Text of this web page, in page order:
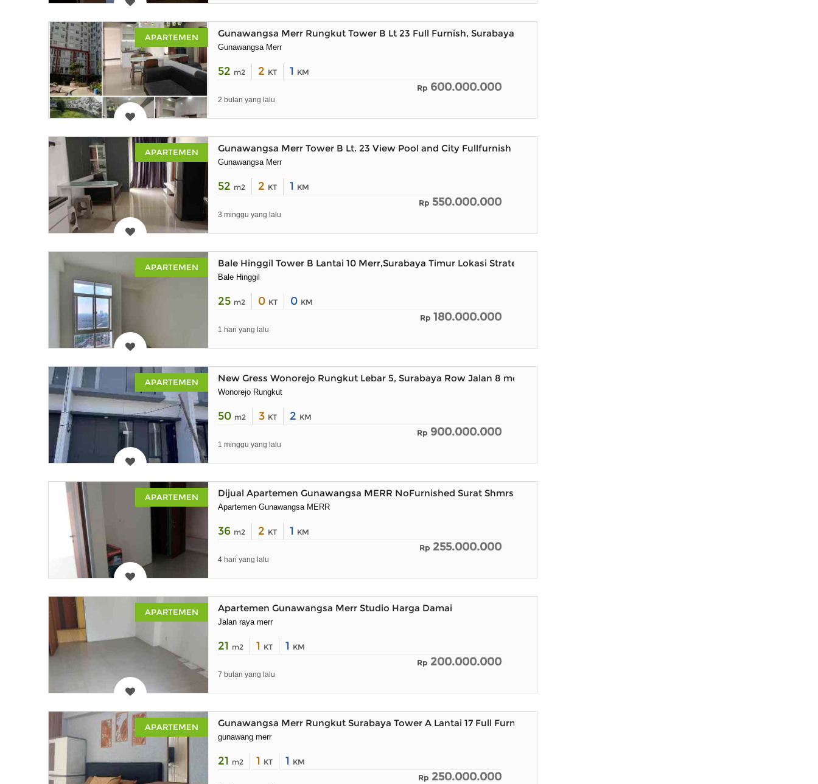
APARTEMEN Gunawangsa Merr Rungkut Tower B Lt 23 Full Furnish, Surabaya
Gunawangsa Merr
52 m2 2 KT 1 KM
Rp 600.000.000
2 bulan yang lalu
APARTEMEN Gunawangsa Merr Tower B Lt. 23 View Pool and City Fullfurnish
Gunawangsa Merr
52 m2 2 KT 1 KM
Rp 550.000.000
3 minggu yang lalu
APARTEMEN Bale Hinggil Tower B Lantai 10 Merr,Surabaya Timur Lokasi Strategis
Bale Hinggil
25 m2 0 KT 0 KM
Rp 180.000.000
1 hari yang lalu
APARTEMEN New Gress Wonorejo Rungkut Lebar 5, Surabaya Row Jalan 8 meter
Wonorejo Rungkut
50 m2 3 KT 2 KM
Rp 900.000.000
1 minggu yang lalu
APARTEMEN Dijual Apartemen Gunawangsa MERR NoFurnished Surat Shmrs
Apartemen Gunawangsa MERR
36 m2 2 KT 1 KM
Rp 255.000.000
4 hari yang lalu
APARTEMEN Apartemen Gunawangsa Merr Studio Harga Damai
Jalan raya merr
21 m2 1 KT 1 KM
Rp 200.000.000
7 bulan yang lalu
APARTEMEN Gunawangsa Merr Rungkut Surabaya Tower A Lantai 17 Full Furnish Nego
gunawang merr
21 m2 1 KT 1 KM
Rp 250.000.000